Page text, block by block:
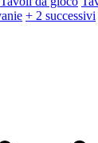
+ 2 successivi